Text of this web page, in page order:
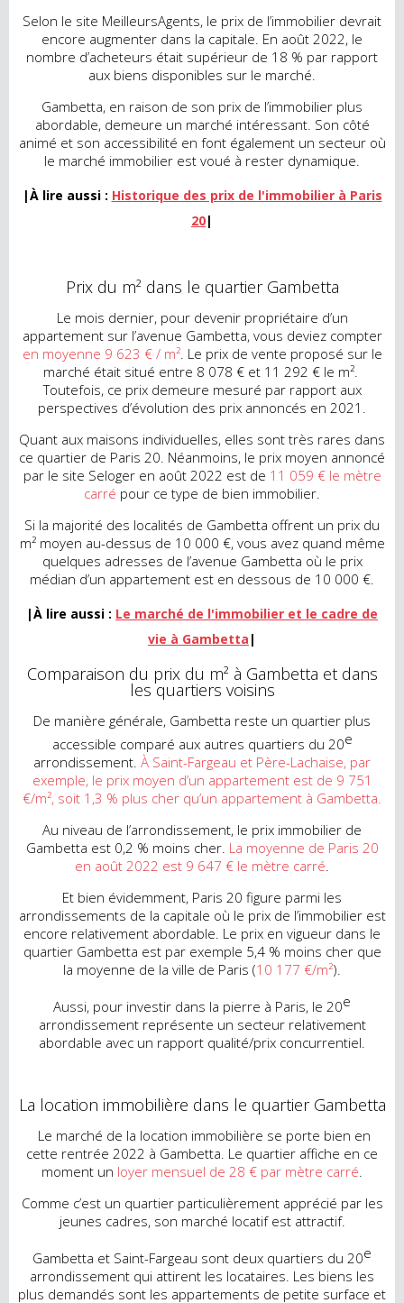
Selon le site MeilleursAgents, le prix de l’immobilier devrait
encore augmenter dans la capitale. En août 2022, le
nombre d’acheteurs était supérieur de 18 % par rapport
aux biens disponibles sur le marché.
Gambetta, en raison de son prix de l’immobilier plus
abordable, demeure un marché intéressant. Son côté
animé et son accessibilité en font également un secteur où
le marché immobilier est voué à rester dynamique.
|À lire aussi : Historique des prix de l'immobilier à Paris
20|
Prix du m² dans le quartier Gambetta
Le mois dernier, pour devenir propriétaire d’un
appartement sur l’avenue Gambetta, vous deviez compter
en moyenne 9 623 € / m². Le prix de vente proposé sur le
marché était situé entre 8 078 € et 11 292 € le m².
Toutefois, ce prix demeure mesuré par rapport aux
perspectives d’évolution des prix annoncés en 2021.
Quant aux maisons individuelles, elles sont très rares dans
ce quartier de Paris 20. Néanmoins, le prix moyen annoncé
par le site Seloger en août 2022 est de 11 059 € le mètre
carré pour ce type de bien immobilier.
Si la majorité des localités de Gambetta offrent un prix du
m² moyen au-dessus de 10 000 €, vous avez quand même
quelques adresses de l’avenue Gambetta où le prix
médian d’un appartement est en dessous de 10 000 €.
|À lire aussi : Le marché de l'immobilier et le cadre de
vie à Gambetta |
Comparaison du prix du m² à Gambetta et dans
les quartiers voisins
De manière générale, Gambetta reste un quartier plus
accessible comparé aux autres quartiers du 20e
arrondissement. À Saint-Fargeau et Père-Lachaise, par
exemple, le prix moyen d’un appartement est de 9 751
€/m², soit 1,3 % plus cher qu’un appartement à Gambetta.
Au niveau de l’arrondissement, le prix immobilier de
Gambetta est 0,2 % moins cher. La moyenne de Paris 20
en août 2022 est 9 647 € le mètre carré.
Et bien évidemment, Paris 20 figure parmi les
arrondissements de la capitale où le prix de l’immobilier est
encore relativement abordable. Le prix en vigueur dans le
quartier Gambetta est par exemple 5,4 % moins cher que
la moyenne de la ville de Paris (10 177 €/m²).
Aussi, pour investir dans la pierre à Paris, le 20e
arrondissement représente un secteur relativement
abordable avec un rapport qualité/prix concurrentiel.
La location immobilière dans le quartier Gambetta
Le marché de la location immobilière se porte bien en
cette rentrée 2022 à Gambetta. Le quartier affiche en ce
moment un loyer mensuel de 28 € par mètre carré
Comme c’est un quartier particulièrement apprécié par les
jeunes cadres, son marché locatif est attractif.
Gambetta et Saint-Fargeau sont deux quartiers du 20e
arrondissement qui attirent les locataires. Les biens les
plus demandés sont les appartements de petite surface et